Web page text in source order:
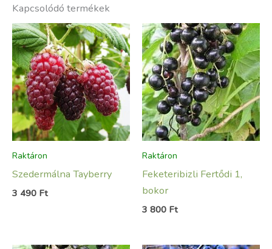
Kapcsolódó termékek
Raktáron
Szedermálna Tayberry
3 490 Ft
Raktáron
Feketeribizli Fertődi 1,
bokor
3 800 Ft